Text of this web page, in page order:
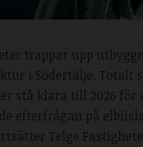
trappar upp
i Södertälje. Totalt
stå klara till 2026 för
efterfrågan på
Telge